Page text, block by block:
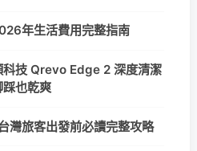
年生活費用完整指南
科技 Qrevo Edge 2 深度清潔
也乾爽
灣旅客出發前必讀完整攻略